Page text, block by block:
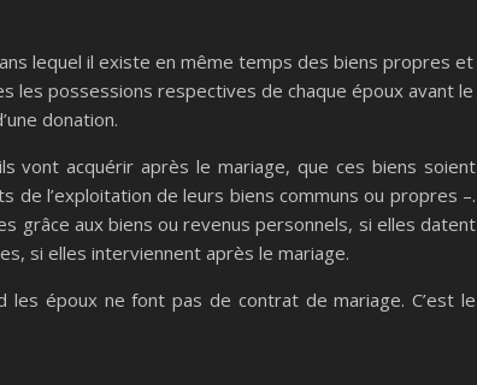
lequel il existe en même temps des biens propres et
les possessions respectives de chaque époux avant le
donation.
vont acquérir après le mariage, que ces biens soient
l’exploitation de leurs biens communs ou propres –.
aux biens ou revenus personnels, si elles datent
si elles interviennent après le mariage.
époux ne font pas de contrat de mariage. C’est le